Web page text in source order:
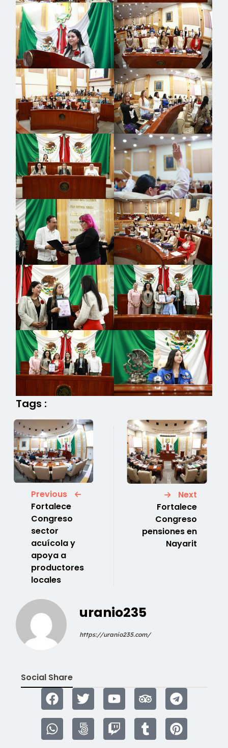
Tags :
Previous
Fortalece
Congreso
sector
acuícola y
apoya a
productores
locales
Next
Fortalece
Congreso
pensiones en
Nayarit
uranio235
https://uranio235.com/
Social Share